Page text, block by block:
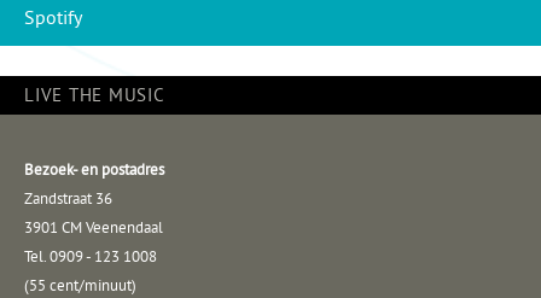
Spotify
LIVE THE MUSIC
Bezoek- en postadres
Zandstraat 36
3901 CM Veenendaal
Tel. 0909 - 123 1008
(55 cent/minuut)